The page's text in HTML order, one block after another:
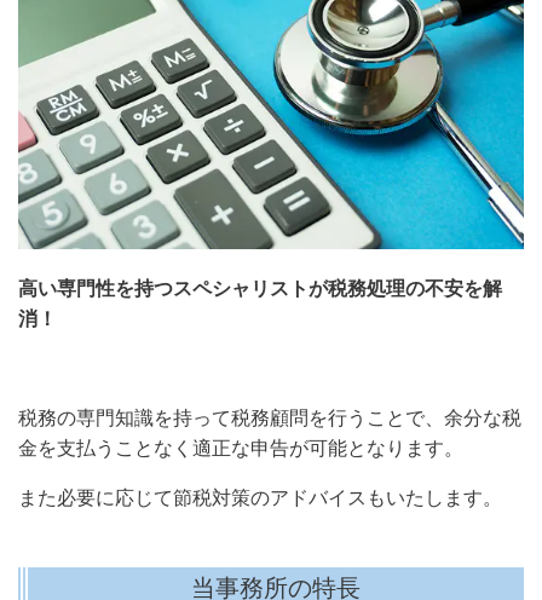
高い専門性を持つスペシャリストが税務処理の不安を解
消！
税務の専門知識を持って税務顧問を行うことで、余分な税
金を支払うことなく適正な申告が可能となります。
また必要に応じて節税対策のアドバイスもいたします。
当事務所の特長